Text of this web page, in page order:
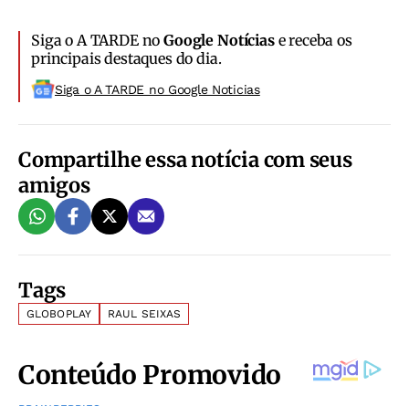
Siga o A TARDE noGoogle Notíciase receba os
principais destaques do dia.
Siga o A TARDE no Google Noticias
Compartilhe essa notícia com seus
amigos
Tags
GLOBOPLAY RAUL SEIXAS